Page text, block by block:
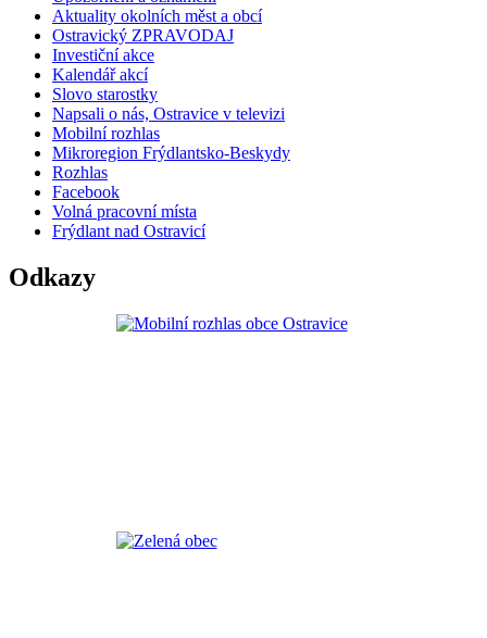
Aktuality okolních měst a obcí
Ostravický ZPRAVODAJ
Investiční akce
Kalendář akcí
Slovo starostky
Napsali o nás, Ostravice v televizi
Mobilní rozhlas
Mikroregion Frýdlantsko-Beskydy
Rozhlas
Facebook
Volná pracovní místa
Frýdlant nad Ostravicí
Odkazy